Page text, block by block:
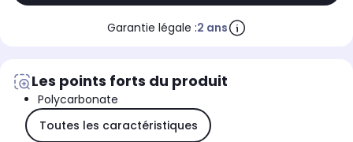
Garantie légale :2 ans
Les points forts du produit
Polycarbonate
Toutes les caractéristiques